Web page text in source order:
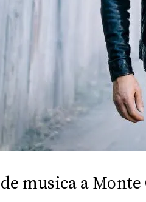
musica a